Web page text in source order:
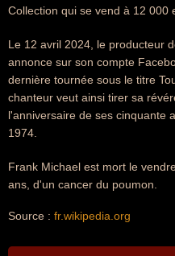
Collection qui se vend à 12 000
Le 12 avril 2024, le producteur
annonce sur son compte
dernière tournée sous le titre
chanteur veut ainsi tirer sa
l'anniversaire de ses cinquante
1974.
Frank Michael est mort le
ans, d'un cancer du poumon.
Source : fr.wikipedia.org